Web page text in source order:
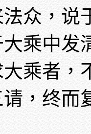
众，说
乘中发
乘者，
，终而